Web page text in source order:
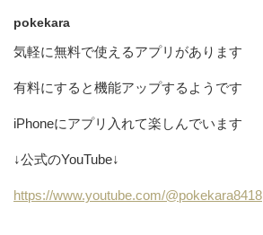
pokekara
気軽に無料で使えるアプリがあります
有料にすると機能アップするようです
iPhoneにアプリ入れて楽しんでいます
↓公式のYouTube↓
https://www.youtube.com/@pokekara8418